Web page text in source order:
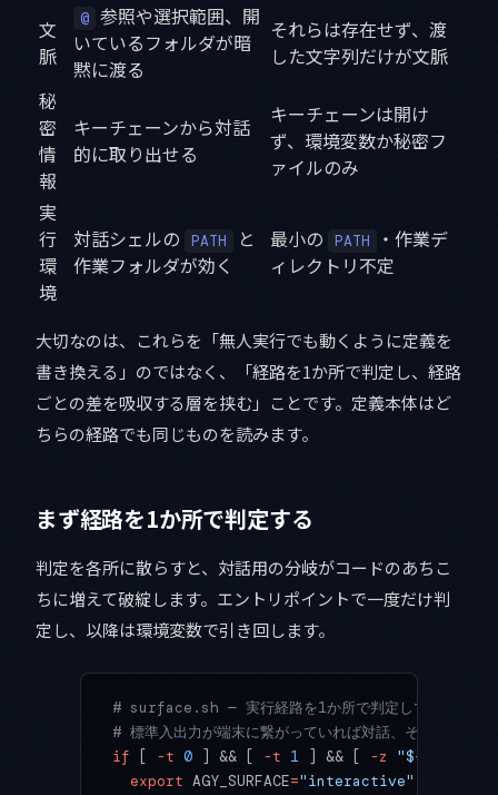
文
脈
@ 参照や選択範囲、開
いているフォルダが暗
黙に渡る
それらは存在せず、渡
した文字列だけが文脈
秘
密
情
報
キーチェーンから対話
的に取り出せる
キーチェーンは開け
ず、環境変数か秘密フ
ァイルのみ
実
行
環
境
対話シェルの PATH
と
作業フォルダが効く
最小の PATH
・作業デ
ィレクトリ不定
大切なのは、これらを「無人実行でも動くように定義を
書き換える」のではなく、「経路を1か所で判定し、経路
ごとの差を吸収する層を挟む」ことです。定義本体はど
ちらの経路でも同じものを読みます。
まず経路を1か所で判定する
判定を各所に散らすと、対話用の分岐がコードのあちこ
ちに増えて破綻します。エントリポイントで一度だけ判
定し、以降は環境変数で引き回します。
# surface.sh — 実行経路を1か所で判定して引き回す
# 標準入出力が端末に繋がっていれば対話、そうでなけれ
if [ -t 0 ] && [ -t 1 ] && [ -z "${
  export
AGY_SURFACE="interactive"